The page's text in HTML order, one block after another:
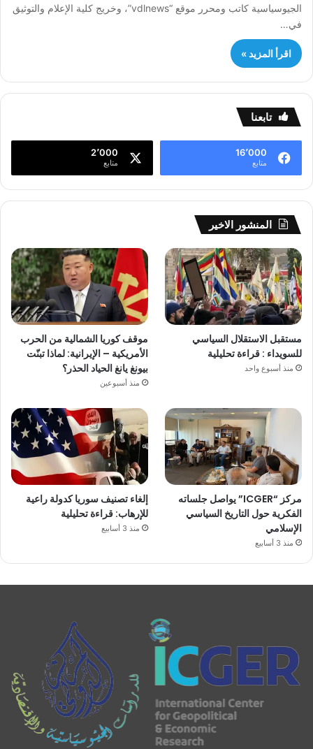
الجيوسياسية كاتب ومحرر موقع “vdlnews”، وخريج كلية الإعلام والتوثيق
في…
اقرأ المزيد »
تابعنا
16٬000
متابع
2٬000
متابع
المنشور الاخير
مستقبل الاستقلال السياسي
للسويداء : قراءة تحليلية
منذ أسبوع واحد
موقف كوريا الشمالية من الحرب
الأمريكية – الإيرانية: لماذا تبنّت
بيونغ يانغ الحياد الحذر؟
منذ أسبوعين
مركز “ICGER” يواصل جلساته
الفكرية حول التاريخ السياسي
الإسلامي
منذ 3 أسابيع
إلغاء تصنيف سوريا كدولة راعية
للإرهاب: قراءة تحليلية
منذ 3 أسابيع